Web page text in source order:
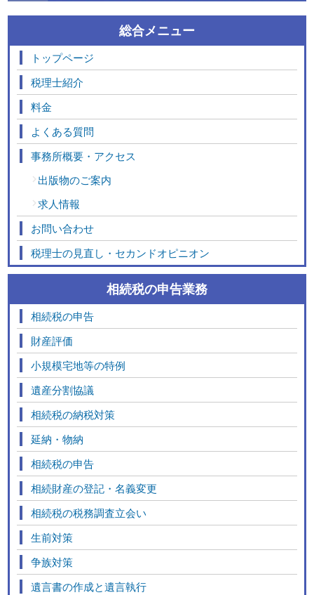
総合メニュー
トップページ
税理士紹介
料金
よくある質問
事務所概要・アクセス
出版物のご案内
求人情報
お問い合わせ
税理士の見直し・セカンドオピニオン
相続税の申告業務
相続税の申告
財産評価
小規模宅地等の特例
遺産分割協議
相続税の納税対策
延納・物納
相続税の申告
相続財産の登記・名義変更
相続税の税務調査立会い
生前対策
争族対策
遺言書の作成と遺言執行